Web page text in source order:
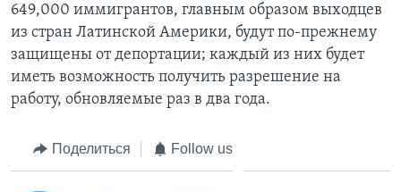
649,000 иммигрантов, главным образом выходцев
из стран Латинской Америки, будут по-прежнему
защищены от депортации; каждый из них будет
иметь возможность получить разрешение на
работу, обновляемые раз в два года.
Поделиться Follow us